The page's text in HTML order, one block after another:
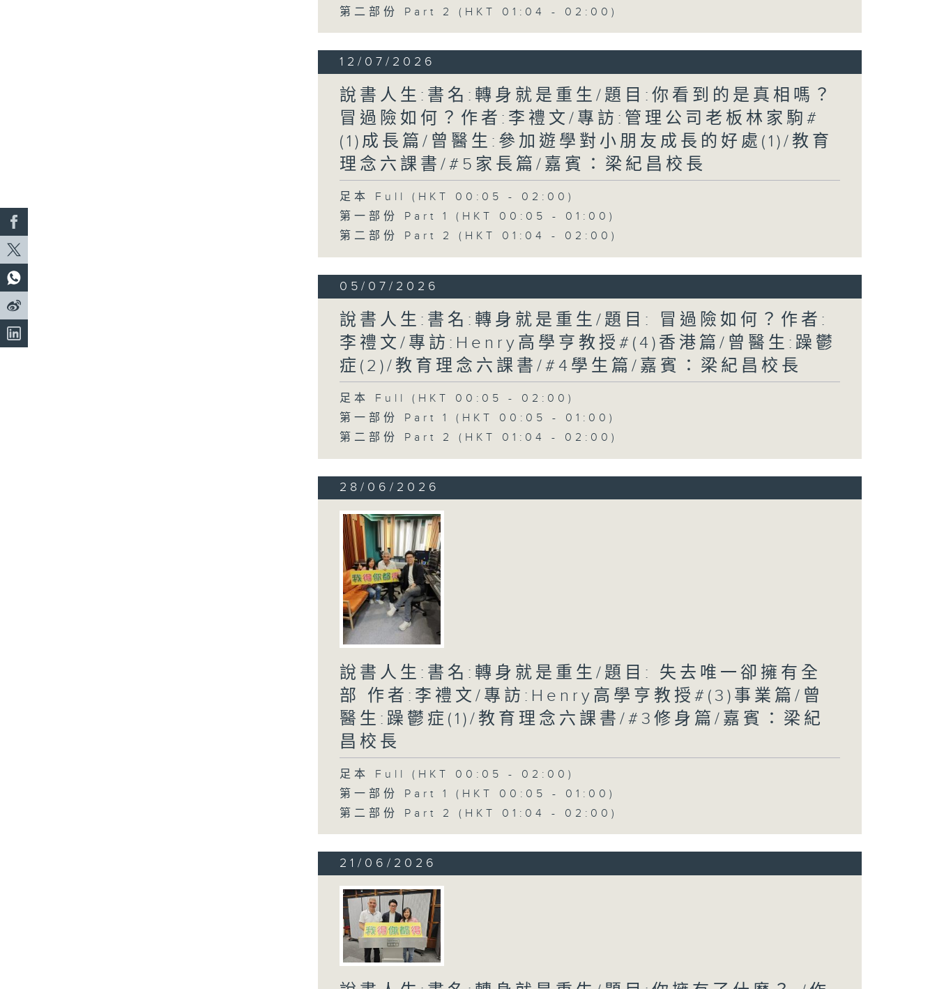
第二部份 Part 2 (HKT 01:04 - 02:00)
12/07/2026
說書人生:書名:轉身就是重生/題目:你看到的是真相嗎？
冒過險如何？作者:李禮文/專訪:管理公司老板林家駒#
(1)成長篇/曾醫生:參加遊學對小朋友成長的好處(1)/教育
理念六課書/#5家長篇/嘉賓：梁紀昌校長
足本 Full (HKT 00:05 - 02:00)
第一部份 Part 1 (HKT 00:05 - 01:00)
第二部份 Part 2 (HKT 01:04 - 02:00)
05/07/2026
說書人生:書名:轉身就是重生/題目: 冒過險如何？作者:
李禮文/專訪:Henry高學亨教授#(4)香港篇/曾醫生:躁鬱
症(2)/教育理念六課書/#4學生篇/嘉賓：梁紀昌校長
足本 Full (HKT 00:05 - 02:00)
第一部份 Part 1 (HKT 00:05 - 01:00)
第二部份 Part 2 (HKT 01:04 - 02:00)
28/06/2026
說書人生:書名:轉身就是重生/題目: 失去唯一卻擁有全
部 作者:李禮文/專訪:Henry高學亨教授#(3)事業篇/曾
醫生:躁鬱症(1)/教育理念六課書/#3修身篇/嘉賓：梁紀
昌校長
足本 Full (HKT 00:05 - 02:00)
第一部份 Part 1 (HKT 00:05 - 01:00)
第二部份 Part 2 (HKT 01:04 - 02:00)
21/06/2026